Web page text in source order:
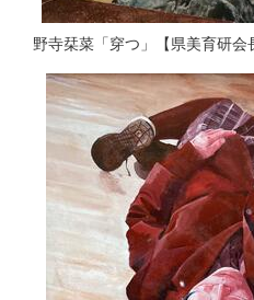
野寺栞菜「穿つ」【県美育研会